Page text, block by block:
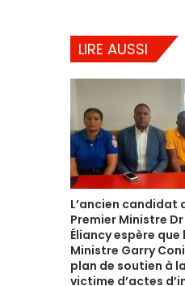
LIRE AUSSI
L’ancien candidat
Premier Ministre
Éliancy espère que
Ministre Garry
plan de soutien à
victime d’actes